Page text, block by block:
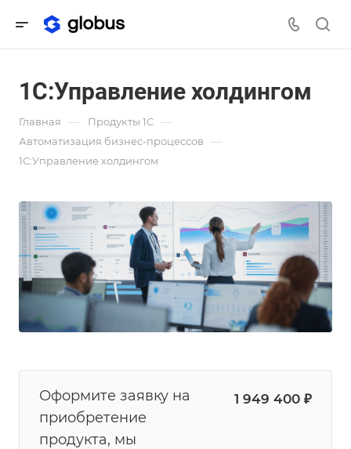
1С:Управление холдингом
Главная — Продукты 1С —
Автоматизация бизнес-процессов —
1С:Управление холдингом
Оформите заявку на
приобретение
продукта, мы
1 949 400 ₽